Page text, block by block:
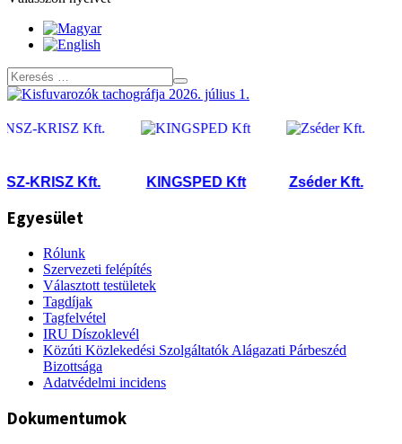
KRISZ Kft. KINGSPED Kft Zséder Kft.
Egyesület
Rólunk
Szervezeti felépítés
Választott testületek
Tagdíjak
Tagfelvétel
IRU Díszoklevél
Közúti Közlekedési Szolgáltatók Alágazati Párbeszéd
Bizottsága
Adatvédelmi incidens
Dokumentumok